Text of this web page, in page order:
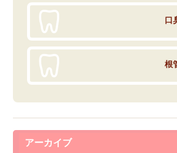
口
根
アーカイブ